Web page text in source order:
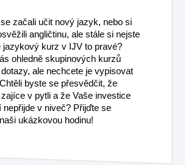
začali učit nový jazyk, nebo si
angličtinu, ale stále si nejste
jazykový kurz v IJV to pravé?
ohledně skupinových kurzů
ale nechcete je vypisovat
byste se přesvědčit, že
v pytli a že Vaše investice
nepřijde v niveč? Přijďte se
ukázkovou hodinu!